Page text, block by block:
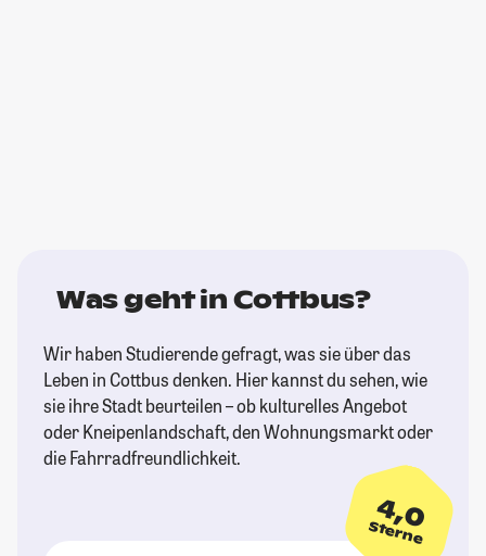
Was geht in Cottbus?
Wir haben Studierende gefragt, was sie über das
Leben in Cottbus denken. Hier kannst du sehen, wie
sie ihre Stadt beurteilen – ob kulturelles Angebot
oder Kneipenlandschaft, den Wohnungsmarkt oder
die Fahrradfreundlichkeit.
4,0
Sterne